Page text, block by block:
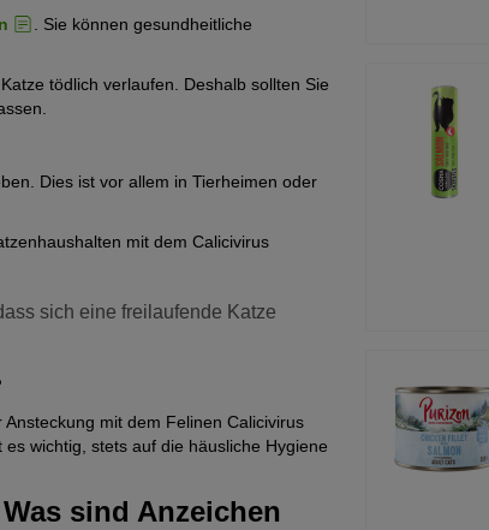
. Sie können gesundheitliche
tödlich verlaufen. Deshalb sollten Sie
Dies ist vor allem in Tierheimen oder
mit dem Calicivirus
sich eine freilaufende Katze
mit dem Felinen Calicivirus
wichtig, stets auf die häusliche Hygiene
sind Anzeichen